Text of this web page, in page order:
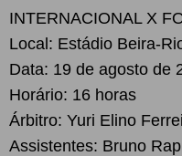
INTERNACIONAL X
Local: Estádio Beira-
Data: 19 de agosto de
Horário: 16 horas
Árbitro: Yuri Elino
Assistentes: Bruno